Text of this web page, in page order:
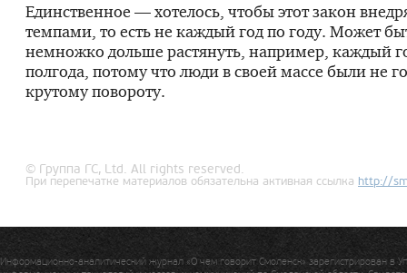
Единственное — хотелось, чтобы этот закон
темпами, то есть не каждый год по году. Может
немножко дольше растянуть, например, каждый
полгода, потому что люди в своей массе были не
крутому повороту.
© Группа ГС, Ltd. All rights reserved.
При перепечатке материалов обязательна активная ссылка http://
Информационно-аналитический журнал «О чем говорит Смоленск» зарегистрирован в